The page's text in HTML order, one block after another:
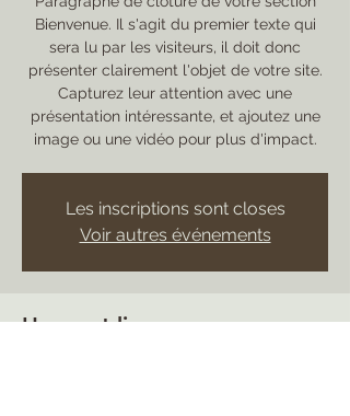
Bienvenue. Il s'agit du premier texte qui
sera lu par les visiteurs, il doit donc
présenter clairement l'objet de votre site.
Capturez leur attention avec une
présentation intéressante, et ajoutez une
image ou une vidéo pour plus d'impact.
Les inscriptions sont closes
Voir autres événements
Heure et lieu